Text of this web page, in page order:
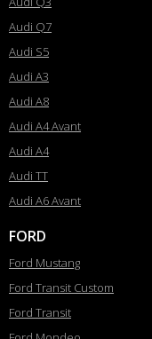
Audi Q7
Audi S5
Audi A3
Audi A8
Audi A4 Avant
Audi A4
Audi TT
Audi A6 Avant
FORD
Ford Mustang
Ford Transit Custom
Ford Transit